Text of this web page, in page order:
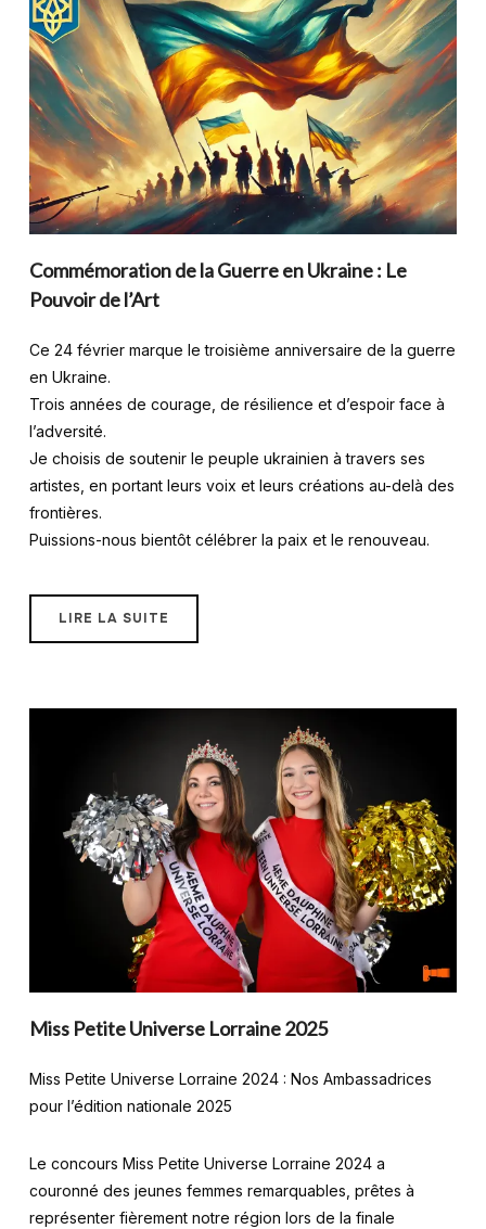
Commémoration de la Guerre en Ukraine : Le
Pouvoir de l’Art
Ce 24 février marque le troisième anniversaire de la guerre
en Ukraine.
Trois années de courage, de résilience et d’espoir face à
l’adversité.
Je choisis de soutenir le peuple ukrainien à travers ses
artistes, en portant leurs voix et leurs créations au-delà des
frontières.
Puissions-nous bientôt célébrer la paix et le renouveau.
LIRE LA SUITE
Miss Petite Universe Lorraine 2025
Miss Petite Universe Lorraine 2024 : Nos Ambassadrices
pour l’édition nationale 2025
Le concours Miss Petite Universe Lorraine 2024 a
couronné des jeunes femmes remarquables, prêtes à
représenter fièrement notre région lors de la finale